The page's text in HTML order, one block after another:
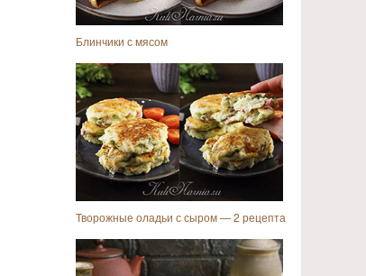
Блинчики с мясом
Творожные оладьи с сыром — 2 рецепта